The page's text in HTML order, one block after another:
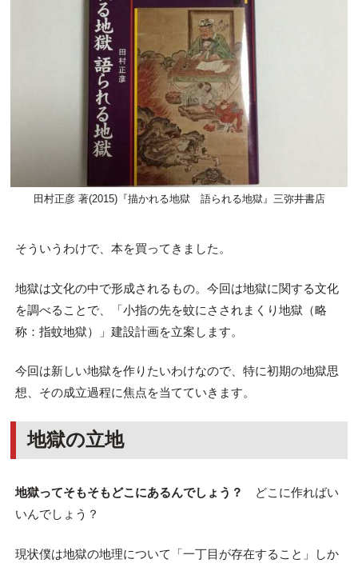
田村正彦 著(2015)『描かれる地獄 語られる地獄』三弥井書店
そういうわけで、本を買ってきました。
地獄は文化の中で形成されるもの。今回は地獄に関する文化
を調べることで、「小指の先を蚊にさされまくり地獄（略
称：指蚊地獄）」建設計画を立案します。
今回は新しい地獄を作りたいわけなので、特に初期の地獄思
想、その成立過程に焦点を当てていきます。
地獄の立地
地獄ってそもそもどこにあるんでしょう？
どこに作ればい
いんでしょう？
現状僕は地獄の地理について「一丁目が存在すること」しか